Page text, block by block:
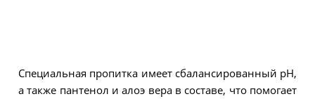
Специальная пропитка имеет сбалансированный pH,
а также пантенол и алоэ вера в составе, что помогает